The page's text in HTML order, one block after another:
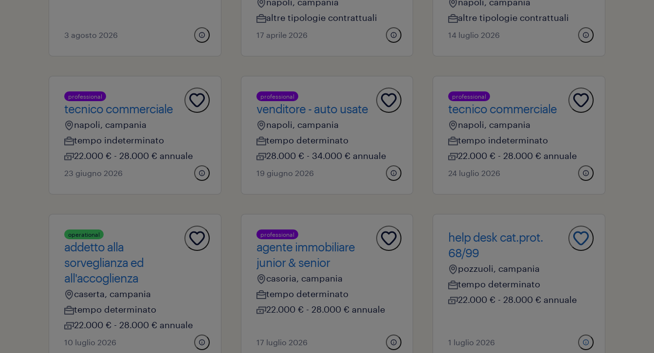
3 agosto 2026
altre tipologie contrattuali
17 aprile 2026
altre tipologie contrattuali
14 luglio 2026
professional
tecnico commerciale
napoli, campania
tempo indeterminato
22.000 € - 28.000 € annuale
23 giugno 2026
professional
venditore - auto usate
napoli, campania
tempo determinato
28.000 € - 34.000 € annuale
19 giugno 2026
professional
tecnico commerciale
napoli, campania
tempo indeterminato
22.000 € - 28.000 € annuale
24 luglio 2026
operational
addetto alla
sorveglianza ed
all'accoglienza
caserta, campania
tempo determinato
22.000 € - 28.000 € annuale
10 luglio 2026
professional
agente immobiliare
junior & senior
casoria, campania
tempo determinato
22.000 € - 28.000 € annuale
17 luglio 2026
help desk cat.prot.
68/99
pozzuoli, campania
tempo determinato
22.000 € - 28.000 € annuale
1 luglio 2026